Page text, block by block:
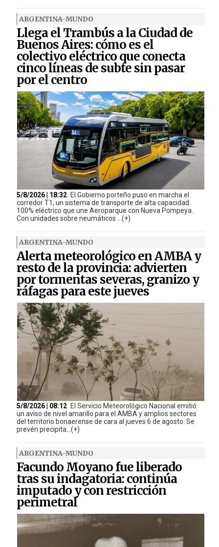
ARGENTINA-MUNDO
Llega el Trambús a la Ciudad de
Buenos Aires: cómo es el
colectivo eléctrico que conecta
cinco líneas de subte sin pasar
por el centro
5/8/2026 | 18:32 El Gobierno porteño puso en marcha el
corredor T1, un sistema de transporte de alta capacidad
100% eléctrico que une Aeroparque con Nueva Pompeya.
Con unidades sobre neumáticos ...(+)
ARGENTINA-MUNDO
Alerta meteorológico en AMBA y
resto de la provincia: advierten
por tormentas severas, granizo y
ráfagas para este jueves
5/8/2026 | 08:12 El Servicio Meteorológico Nacional emitió
un aviso de nivel amarillo para el AMBA y amplios sectores
del territorio bonaerense de cara al jueves 6 de agosto. Se
prevén precipita...(+)
ARGENTINA-MUNDO
Facundo Moyano fue liberado
tras su indagatoria: continúa
imputado y con restricción
perimetral